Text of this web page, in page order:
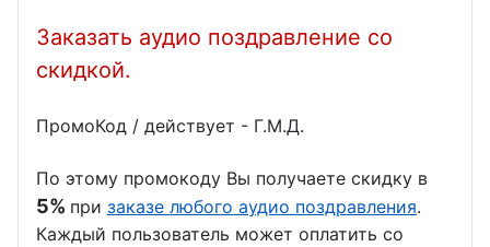
Заказать аудио поздравление со
скидкой.
ПромоКод / действует - Г.М.Д.
По этому промокоду Вы получаете скидку в
5% при заказе любого аудио поздравления.
Каждый пользователь может оплатить со